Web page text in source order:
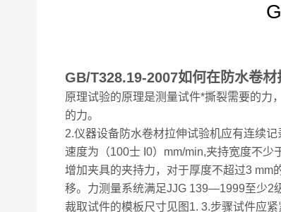
GB/T328.19-2007如何在防水卷
原理试验的原理是测量试件*撕裂需要的力
的力。
2.仪器设备防水卷材拉伸试验机应有连续
速度为（100士 I0）mm/min,夹持宽度不
增加夹具的夹持力，对于厚度不超过3 mm
移。力测量系统满足JJG 139—1999至少2
裁取试件的模板尺寸见图1. 3.步骤试件应